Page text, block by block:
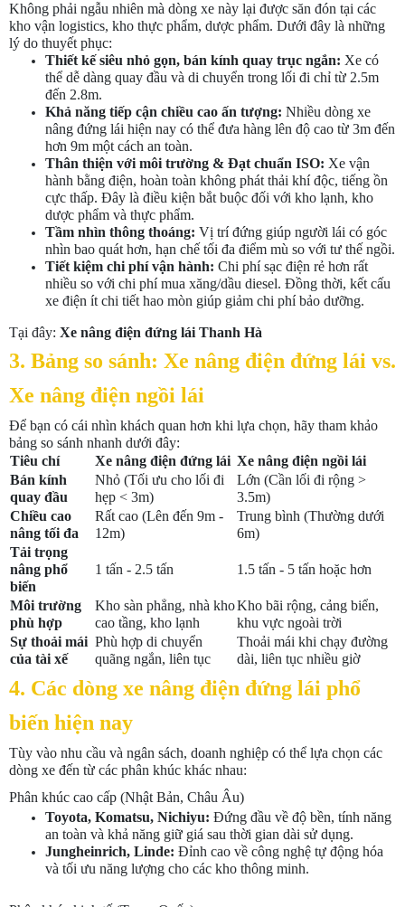
Không phải ngẫu nhiên mà dòng xe này lại được săn đón tại các
kho vận logistics, kho thực phẩm, dược phẩm. Dưới đây là những
lý do thuyết phục:
Thiết kế siêu nhỏ gọn, bán kính quay trục ngắn: Xe có
thể dễ dàng quay đầu và di chuyển trong lối đi chỉ từ 2.5m
đến 2.8m.
Khả năng tiếp cận chiều cao ấn tượng: Nhiều dòng xe
nâng đứng lái hiện nay có thể đưa hàng lên độ cao từ 3m đến
hơn 9m một cách an toàn.
Thân thiện với môi trường & Đạt chuẩn ISO: Xe vận
hành bằng điện, hoàn toàn không phát thải khí độc, tiếng ồn
cực thấp. Đây là điều kiện bắt buộc đối với kho lạnh, kho
dược phẩm và thực phẩm.
Tầm nhìn thông thoáng: Vị trí đứng giúp người lái có góc
nhìn bao quát hơn, hạn chế tối đa điểm mù so với tư thế ngồi.
Tiết kiệm chi phí vận hành: Chi phí sạc điện rẻ hơn rất
nhiều so với chi phí mua xăng/dầu diesel. Đồng thời, kết cấu
xe điện ít chi tiết hao mòn giúp giảm chi phí bảo dưỡng.
Tại đây: Xe nâng điện đứng lái Thanh Hà
3. Bảng so sánh: Xe nâng điện đứng lái vs.
Xe nâng điện ngồi lái
Để bạn có cái nhìn khách quan hơn khi lựa chọn, hãy tham khảo
bảng so sánh nhanh dưới đây:
Tiêu chí
Xe nâng điện đứng lái Xe nâng điện ngồi lái
Bán kính
quay đầu
Nhỏ (Tối ưu cho lối đi
hẹp < 3m)
Lớn (Cần lối đi rộng >
3.5m)
Chiều cao
nâng tối đa
Rất cao (Lên đến 9m -
12m)
Trung bình (Thường dưới
6m)
Tải trọng
nâng phổ
biến
1 tấn - 2.5 tấn 1.5 tấn - 5 tấn hoặc hơn
Môi trường
phù hợp
Kho sàn phẳng, nhà kho
cao tầng, kho lạnh
Kho bãi rộng, cảng biển,
khu vực ngoài trời
Sự thoải mái
của tài xế
Phù hợp di chuyển
quãng ngắn, liên tục
Thoải mái khi chạy đường
dài, liên tục nhiều giờ
4. Các dòng xe nâng điện đứng lái phổ
biến hiện nay
Tùy vào nhu cầu và ngân sách, doanh nghiệp có thể lựa chọn các
dòng xe đến từ các phân khúc khác nhau:
Phân khúc cao cấp (Nhật Bản, Châu Âu)
Toyota, Komatsu, Nichiyu: Đứng đầu về độ bền, tính năng
an toàn và khả năng giữ giá sau thời gian dài sử dụng.
Jungheinrich, Linde: Đỉnh cao về công nghệ tự động hóa
và tối ưu năng lượng cho các kho thông minh.